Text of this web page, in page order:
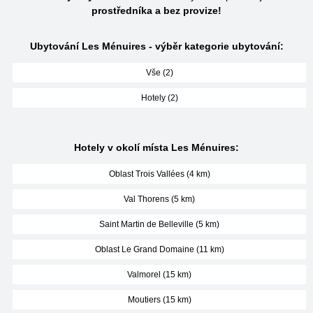
prostředníka a bez provize!
Ubytování Les Ménuires - výběr kategorie ubytování:
Vše (2)
Hotely (2)
Hotely v okolí místa Les Ménuires:
Oblast Trois Vallées (4 km)
Val Thorens (5 km)
Saint Martin de Belleville (5 km)
Oblast Le Grand Domaine (11 km)
Valmorel (15 km)
Moutiers (15 km)